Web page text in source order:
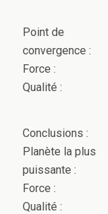
Point de
convergence :
Force :
Qualité :
Conclusions :
Planète la plus
puissante :
Force :
Qualité :